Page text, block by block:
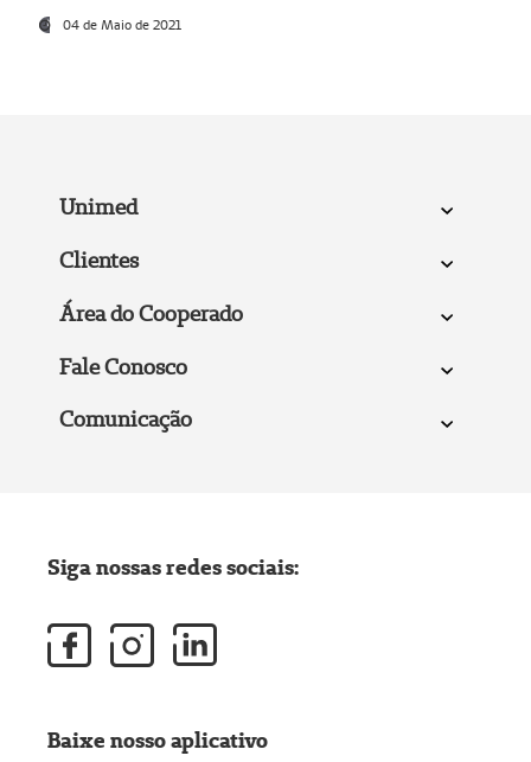
04 de Maio de 2021
Unimed
Clientes
Área do Cooperado
Fale Conosco
Comunicação
Siga nossas redes sociais:
Baixe nosso aplicativo